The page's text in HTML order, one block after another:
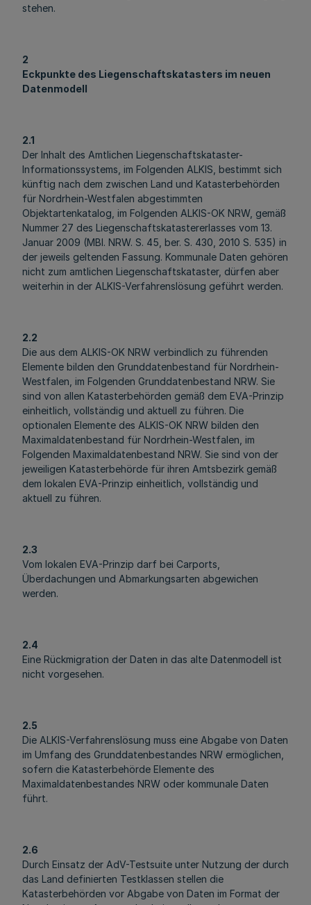
stehen.
2
Eckpunkte des Liegenschaftskatasters im neuen
Datenmodell
2.1
Der Inhalt des Amtlichen Liegenschaftskataster-
Informationssystems, im Folgenden ALKIS, bestimmt sich
künftig nach dem zwischen Land und Katasterbehörden
für Nordrhein-Westfalen abgestimmten
Objektartenkatalog, im Folgenden ALKIS-OK NRW, gemäß
Nummer 27 des Liegenschaftskatastererlasses vom 13.
Januar 2009 (MBl. NRW. S. 45, ber. S. 430, 2010 S. 535) in
der jeweils geltenden Fassung. Kommunale Daten gehören
nicht zum amtlichen Liegenschaftskataster, dürfen aber
weiterhin in der ALKIS-Verfahrenslösung geführt werden.
2.2
Die aus dem ALKIS-OK NRW verbindlich zu führenden
Elemente bilden den Grunddatenbestand für Nordrhein-
Westfalen, im Folgenden Grunddatenbestand NRW. Sie
sind von allen Katasterbehörden gemäß dem EVA-Prinzip
einheitlich, vollständig und aktuell zu führen. Die
optionalen Elemente des ALKIS-OK NRW bilden den
Maximaldatenbestand für Nordrhein-Westfalen, im
Folgenden Maximaldatenbestand NRW. Sie sind von der
jeweiligen Katasterbehörde für ihren Amtsbezirk gemäß
dem lokalen EVA-Prinzip einheitlich, vollständig und
aktuell zu führen.
2.3
Vom lokalen EVA-Prinzip darf bei Carports,
Überdachungen und Abmarkungsarten abgewichen
werden.
2.4
Eine Rückmigration der Daten in das alte Datenmodell ist
nicht vorgesehen.
2.5
Die ALKIS-Verfahrenslösung muss eine Abgabe von Daten
im Umfang des Grunddatenbestandes NRW ermöglichen,
sofern die Katasterbehörde Elemente des
Maximaldatenbestandes NRW oder kommunale Daten
führt.
2.6
Durch Einsatz der AdV-Testsuite unter Nutzung der durch
das Land definierten Testklassen stellen die
Katasterbehörden vor Abgabe von Daten im Format der